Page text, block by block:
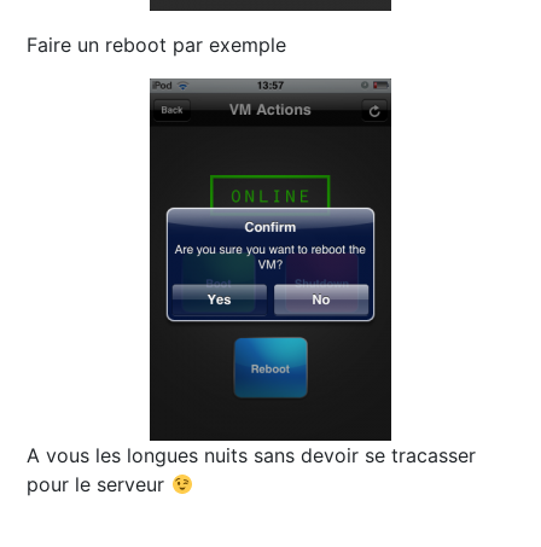
Faire un reboot par exemple
A vous les longues nuits sans devoir se tracasser
pour le serveur